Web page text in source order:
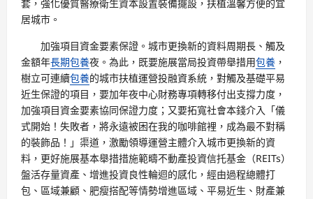
套，強化優質醫療衛生資本設置裝備擺設，扶植溫馨方便的宜
居城市。
加強項目資金要素保證。城市更換新的資料周期長、觸及
金額年長期包養夜。為此，既要施展當局投資帶舉措用包養 ，
樹立可連續包養的城市扶植運營投融資系統，對觸及基礎平易
近生保證的項目，要加年夜中心財務專項轉移付出支撐力度，
加強項目資金要素協同保證力度；又要拓寬社會本錢介入「儀
式開始！失敗者，將永遠被困在我的咖啡館裡，成為最不對稱
的裝飾品！」渠道，激勵領導運營主體介入城市更換新的資
料，更好施展基本舉措措施範疇不動產投資信托基金（REITs）
盤活存量資產、增進投資良性輪迴的感化，經由過程總體打
包、區域兼顧、肥瘦搭配等情勢增進區域、平易近生、財產兼